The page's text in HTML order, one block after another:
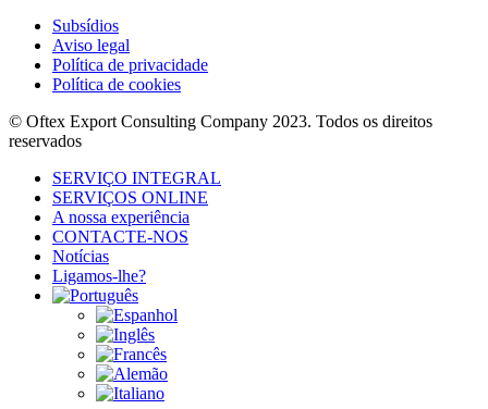
Subsídios
Aviso legal
Política de privacidade
Política de cookies
© Oftex Export Consulting Company 2023. Todos os direitos
reservados
SERVIÇO INTEGRAL
SERVIÇOS ONLINE
A nossa experiência
CONTACTE-NOS
Notícias
Ligamos-lhe?